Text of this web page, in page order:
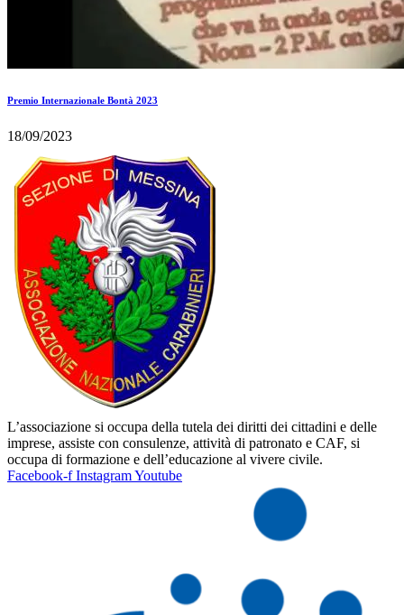
Premio Internazionale Bontà 2023
18/09/2023
L’associazione si occupa della tutela dei diritti dei cittadini e delle
imprese, assiste con consulenze, attività di patronato e CAF, si
occupa di formazione e dell’educazione al vivere civile.
Facebook-f InstagramYoutube